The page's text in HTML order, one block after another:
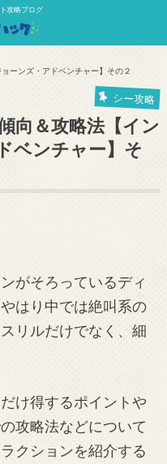
攻略ブログ
ーンズ・アドベンチャー】その２
シー攻略
向＆攻略法【イン
ベンチャー】そ
がそろっているディ
はり中では絶叫系の
リルだけでなく、細
け得するポイントや
攻略法などについて
クションを紹介する